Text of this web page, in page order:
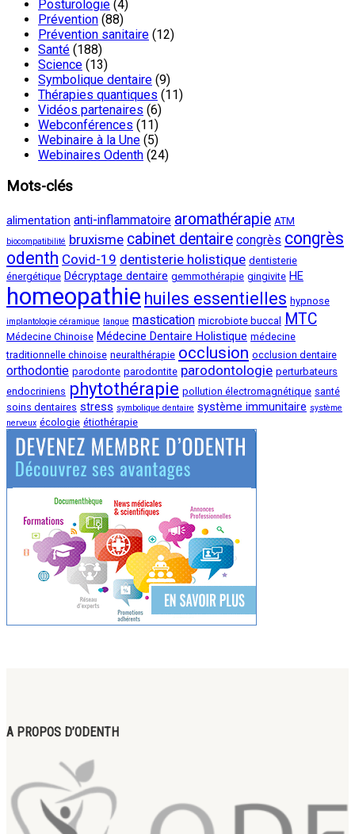
Posturologie (4)
Prévention (88)
Prévention sanitaire (12)
Santé (188)
Science (13)
Symbolique dentaire (9)
Thérapies quantiques (11)
Vidéos partenaires (6)
Webconférences (11)
Webinaire à la Une (5)
Webinaires Odenth (24)
Mots-clés
alimentation anti-inflammatoire aromathérapie ATM
biocompatibilité bruxisme cabinet dentaire congrès congrès
odenth Covid-19 dentisterie holistique dentisterie
énergétique Décryptage dentaire gemmothérapie gingivite HE
homeopathie huiles essentielles hypnose
implantologie céramique langue mastication microbiote buccal MTC
Médecine Chinoise Médecine Dentaire Holistique médecine
traditionnelle chinoise neuralthérapie occlusion occlusion dentaire
orthodontie parodonte parodontite parodontologie perturbateurs
endocriniens phytothérapie pollution électromagnétique santé
soins dentaires stress symbolique dentaire système immunitaire système
nerveux écologie étiothérapie
A PROPOS D’ODENTH